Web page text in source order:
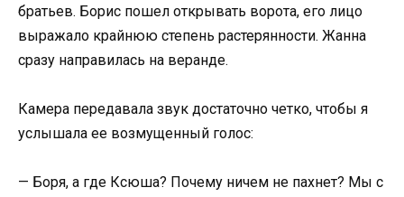
братьев. Борис пошел открывать ворота, его лицо
выражало крайнюю степень растерянности. Жанна
сразу направилась на веранде.
Камера передавала звук достаточно четко, чтобы я
услышала ее возмущенный голос:
— Боря, а где Ксюша? Почему ничем не пахнет? Мы с